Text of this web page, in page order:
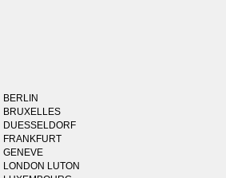
BERLIN
BRUXELLES
DUESSELDORF
FRANKFURT
GENEVE
LONDON LUTON